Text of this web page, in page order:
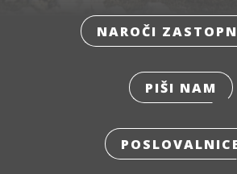
NAROČI
PIŠI NAM